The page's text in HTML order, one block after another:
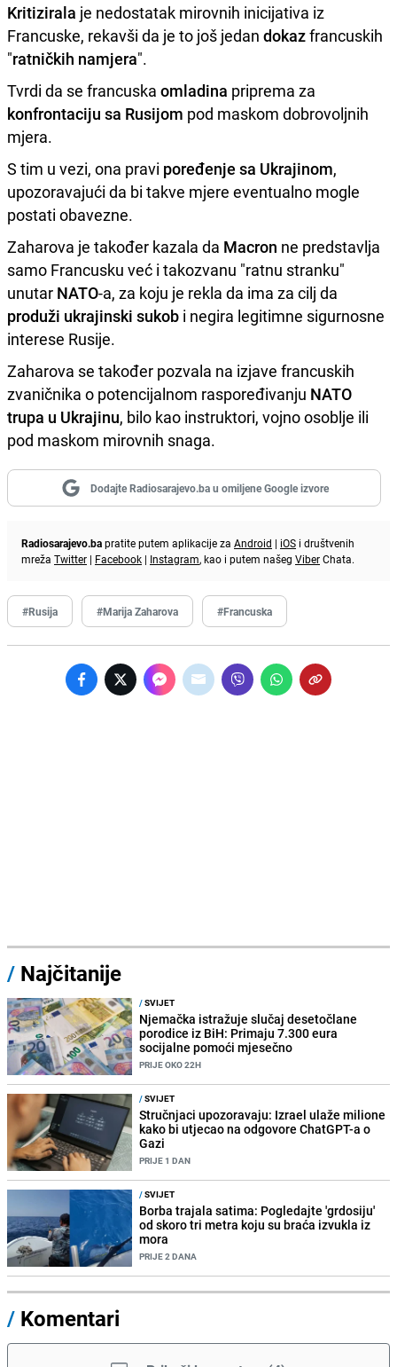
Kritizirala je nedostatak mirovnih inicijativa iz
Francuske, rekavši da je to još jedan dokazfrancuskih
"ratničkih namjera".
Tvrdi da se francuska omladina priprema za
konfrontaciju sa Rusijom pod maskom dobrovoljnih
mjera.
S tim u vezi, ona pravi poređenje sa Ukrajinom,
upozoravajući da bi takve mjere eventualno mogle
postati obavezne.
Zaharova je također kazala da Macron ne predstavlja
samo Francusku već i takozvanu "ratnu stranku"
unutar NATO-a, za koju je rekla da ima za cilj da
produži ukrajinski sukob i negira legitimne sigurnosne
interese Rusije.
Zaharova se također pozvala na izjave francuskih
zvaničnika o potencijalnom raspoređivanju NATO
trupa u Ukrajinu, bilo kao instruktori, vojno osoblje ili
pod maskom mirovnih snaga.
Dodajte Radiosarajevo.ba u omiljene Google izvore
Radiosarajevo.bapratite putem aplikacije za Android | iOS i društvenih
mreža Twitter | Facebook | Instagram, kao i putem našeg ViberChata.
#Rusija #Marija Zaharova #Francuska
/ Najčitanije
/SVIJET
Njemačka istražuje slučaj desetočlane
porodice iz BiH: Primaju 7.300 eura
socijalne pomoći mjesečno
PRIJE OKO 22H
/SVIJET
Stručnjaci upozoravaju: Izrael ulaže milione
kako bi utjecao na odgovore ChatGPT-a o
Gazi
PRIJE 1 DAN
/SVIJET
Borba trajala satima: Pogledajte 'grdosiju'
od skoro tri metra koju su braća izvukla iz
mora
PRIJE 2 DANA
/ Komentari